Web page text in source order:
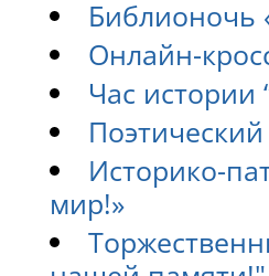
Библионочь
Онлайн-
Час
Историко-
мир!»